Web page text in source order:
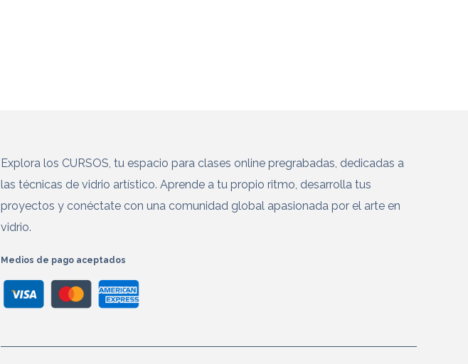
Explora los CURSOS, tu espacio para clases online pregrabadas, dedicadas a
las técnicas de vidrio artístico. Aprende a tu propio ritmo, desarrolla tus
proyectos y conéctate con una comunidad global apasionada por el arte en
vidrio.
Medios de pago aceptados